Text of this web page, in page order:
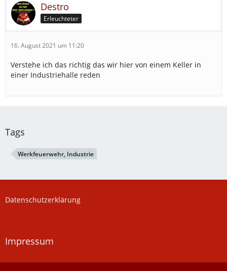
Destro
Erleuchteter
16. August 2021 um 11:20
Verstehe ich das richtig das wir hier von einem Keller in
einer Industriehalle reden
Tags
Werkfeuerwehr, Industrie
Datenschutzerklärung
Impressum